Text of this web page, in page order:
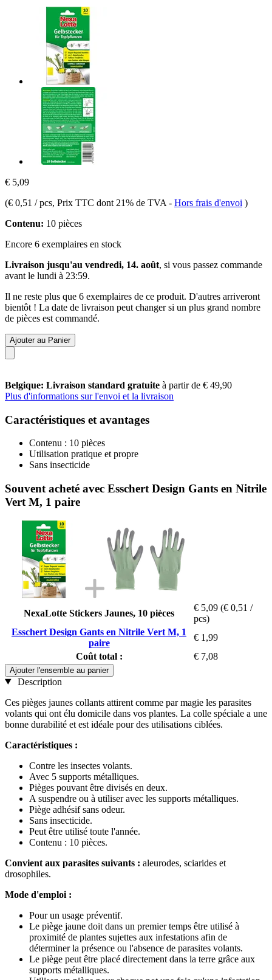
€ 5,09
(€ 0,51 / pcs, Prix TTC dont 21% de TVA - Hors frais d'envoi )
Contenu: 10 pièces
Encore 6 exemplaires en stock
Livraison jusqu'au vendredi, 14. août, si vous passez commande
avant le lundi à 23:59.
Il ne reste plus que 6 exemplaires de ce produit. D'autres arriveront
bientôt ! La date de livraison peut changer si un plus grand nombre
de pièces est commandé.
Ajouter au Panier
Belgique: Livraison standard gratuite à partir de € 49,90
Plus d'informations sur l'envoi et la livraison
Caractéristiques et avantages
Contenu : 10 pièces
Utilisation pratique et propre
Sans insecticide
Souvent acheté avec Esschert Design Gants en Nitrile
Vert M, 1 paire
NexaLotte Stickers Jaunes, 10 pièces
€ 5,09 (€ 0,51 /
pcs)
Esschert Design Gants en Nitrile Vert M, 1
paire
€ 1,99
Coût total :
€ 7,08
Ajouter l'ensemble au panier
Description
Ces pièges jaunes collants attirent comme par magie les parasites
volants qui ont élu domicile dans vos plantes. La colle spéciale a une
bonne durabilité et est idéale pour des utilisations ciblées.
Caractéristiques :
Contre les insectes volants.
Avec 5 supports métalliques.
Pièges pouvant être divisés en deux.
A suspendre ou à utiliser avec les supports métalliques.
Piège adhésif sans odeur.
Sans insecticide.
Peut être utilisé toute l'année.
Contenu : 10 pièces.
Convient aux parasites suivants : aleurodes, sciarides et
drosophiles.
Mode d'emploi :
Pour un usage préventif.
Le piège jaune doit dans un premier temps être utilisé à
proximité de plantes sujettes aux infestations afin de
déterminer la présence ou l'absence de parasites volants.
Le piège peut être placé directement dans la terre grâce aux
supports métalliques.